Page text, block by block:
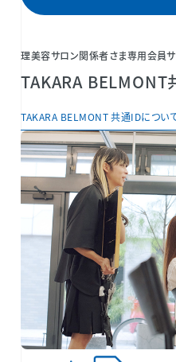
理美容サロン関係者さま専用会員
TAKARA BELMONT
TAKARA BELMONT 共通IDについ